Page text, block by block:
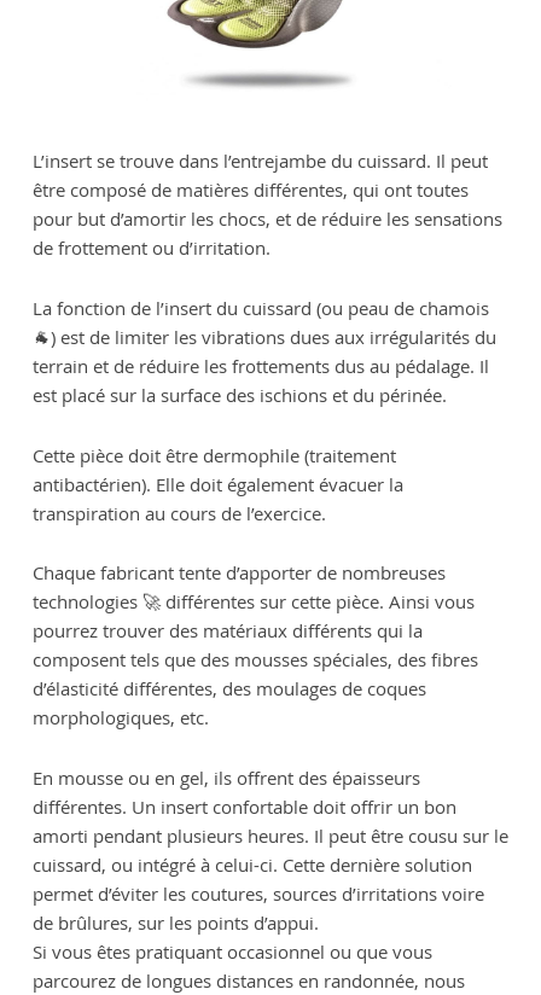
L’insert se trouve dans l’entrejambe du cuissard. Il peut
être composé de matières différentes, qui ont toutes
pour but d’amortir les chocs, et de réduire les sensations
de frottement ou d’irritation.
La fonction de l’insert du cuissard (ou peau de chamois
🐐) est de limiter les vibrations dues aux irrégularités du
terrain et de réduire les frottements dus au pédalage. Il
est placé sur la surface des ischions et du périnée.
Cette pièce doit être dermophile (traitement
antibactérien). Elle doit également évacuer la
transpiration au cours de l’exercice.
Chaque fabricant tente d’apporter de nombreuses
technologies 🚀 différentes sur cette pièce. Ainsi vous
pourrez trouver des matériaux différents qui la
composent tels que des mousses spéciales, des fibres
d’élasticité différentes, des moulages de coques
morphologiques, etc.
En mousse ou en gel, ils offrent des épaisseurs
différentes. Un insert confortable doit offrir un bon
amorti pendant plusieurs heures. Il peut être cousu sur le
cuissard, ou intégré à celui-ci. Cette dernière solution
permet d’éviter les coutures, sources d’irritations voire
de brûlures, sur les points d’appui.
Si vous êtes pratiquant occasionnel ou que vous
parcourez de longues distances en randonnée, nous